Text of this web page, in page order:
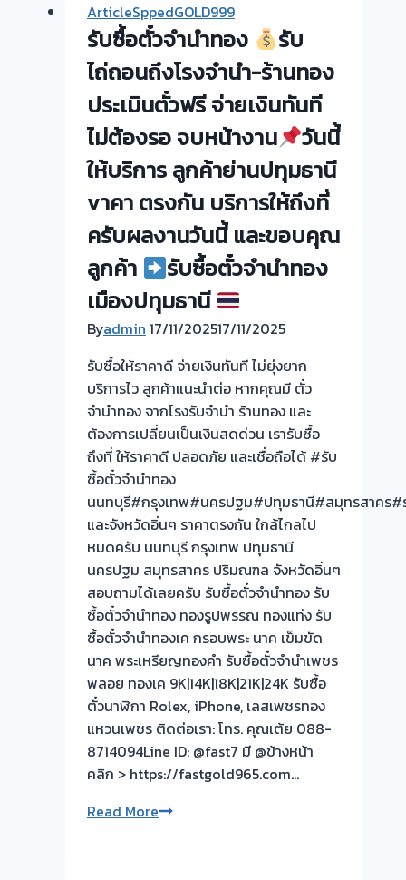
ตั๋ว
จำนำ
ทอง
รับ
ซื้อ
ทอง
สถาน
ที่
วัน
นี้
ให้
บริการ
ลูกค้า
บาง
ม่วง
นนทบุรี
ครับ
ArticleSppedGOLD999
รับซื้อตั๋วจำนำทอง
รับ
ไถ่ถอนถึงโรงจำนำ-ร้านทอง
ประเมินตั๋วฟรี จ่ายเงินทันที
ไม่ต้องรอ จบหน้างาน
วันนี้
ให้บริการ ลูกค้าย่านปทุมธานี
vาคา ตรงกัน บริการให้ถึงที่
ครับผลงานวันนี้ และขอบคุณ
ลูกค้า
รับซื้อตั๋วจำนำทอง
เมืองปทุมธานี
Byadmin 17/11/202517/11/2025
รับซื้อให้ราคาดี จ่ายเงินทันที ไม่ยุ่งยาก
บริการไว ลูกค้าแนะนำต่อ หากคุณมี ตั๋ว
จำนำทอง จากโรงรับจำนำ ร้านทอง และ
ต้องการเปลี่ยนเป็นเงินสดด่วน เรารับซื้อ
ถึงที่ ให้ราคาดี ปลอดภัย และเชื่อถือได้ #รับ
ซื้อตั๋วจำนำทอง
นนทบุรี#กรุงเทพ#นครปฐม#ปทุมธานี#สมุทรสาคร#
และจังหวัดอิ่นๆ ราคาตรงกัน ใกล้ไกลไป
หมดครับ นนทบุรี กรุงเทพ ปทุมธานี
นครปฐม สมุทรสาคร ปริมณฑล จังหวัดอิ่นๆ
สอบถามได้เลยครับ รับซื้อตั๋วจำนำทอง รับ
ซื้อตั๋วจำนำทอง ทองรูปพรรณ ทองแท่ง รับ
ซื้อตั๋วจำนำทองเค กรอบพระ นาค เข็มขัด
นาค พระเหรียญทองคำ รับซื้อตั๋วจำนำเพชร
พลอย ทองเค 9K|14K|18K|21K|24K รับซื้อ
ตั๋วนาฬิกา Rolex, iPhone, เลสเพชรทอง
แหวนเพชร ติดต่อเรา: โทร. คุณเต้ย 088-
8714094Line ID: @fast7 มี @ข้างหน้า
คลิก > https://fastgold965.com…
Read Moreรับ